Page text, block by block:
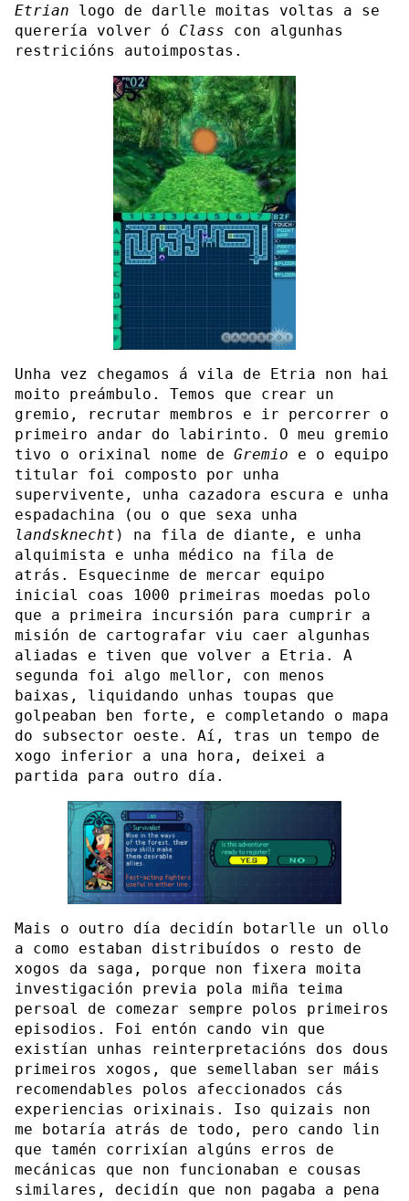
Etrian logo de darlle moitas voltas a se
querería volver ó Class con algunhas
restricións autoimpostas.
Unha vez chegamos á vila de Etria non hai
moito preámbulo. Temos que crear un
gremio, recrutar membros e ir percorrer o
primeiro andar do labirinto. O meu gremio
tivo o orixinal nome de Gremio e o equipo
titular foi composto por unha
supervivente, unha cazadora escura e unha
espadachina (ou o que sexa unha
landsknecht ) na fila de diante, e unha
alquimista e unha médico na fila de
atrás. Esquecinme de mercar equipo
inicial coas 1000 primeiras moedas polo
que a primeira incursión para cumprir a
misión de cartografar viu caer algunhas
aliadas e tiven que volver a Etria. A
segunda foi algo mellor, con menos
baixas, liquidando unhas toupas que
golpeaban ben forte, e completando o mapa
do subsector oeste. Aí, tras un tempo de
xogo inferior a una hora, deixei a
partida para outro día.
Mais o outro día decidín botarlle un ollo
a como estaban distribuídos o resto de
xogos da saga, porque non fixera moita
investigación previa pola miña teima
persoal de comezar sempre polos primeiros
episodios. Foi entón cando vin que
existían unhas reinterpretacións dos dous
primeiros xogos, que semellaban ser máis
recomendables polos afeccionados cás
experiencias orixinais. Iso quizais non
me botaría atrás de todo, pero cando lin
que tamén corrixían algúns erros de
mecánicas que non funcionaban e cousas
similares, decidín que non pagaba a pena